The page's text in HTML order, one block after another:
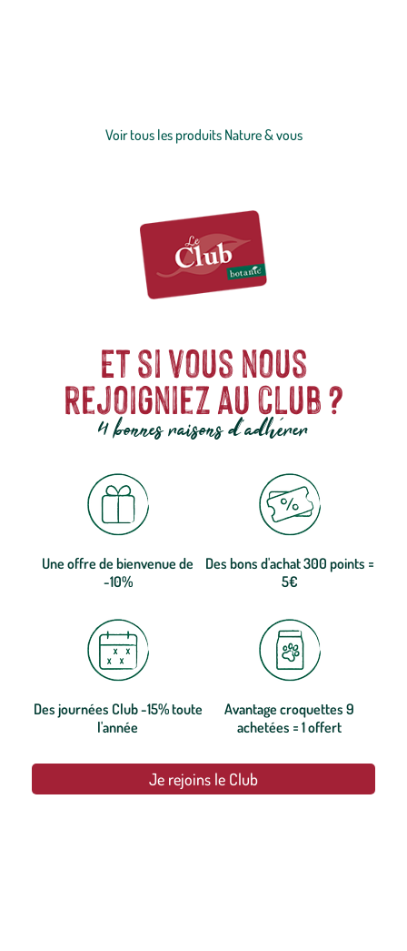
Voir tous les produits Nature & vous
Et si vous nous
rejoigniez au club ?
4 bonnes raisons d'adhérer
Une offre de bienvenue de
-10%
Des bons d'achat 300 points =
5€
Des journées Club -15% toute
l'année
Avantage croquettes 9
achetées = 1 offert
Je rejoins le Club